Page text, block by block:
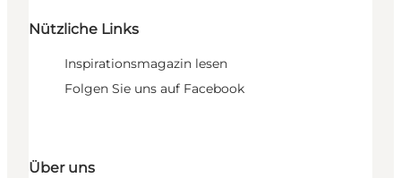
Nützliche Links
Inspirationsmagazin lesen
Folgen Sie uns auf Facebook
Über uns